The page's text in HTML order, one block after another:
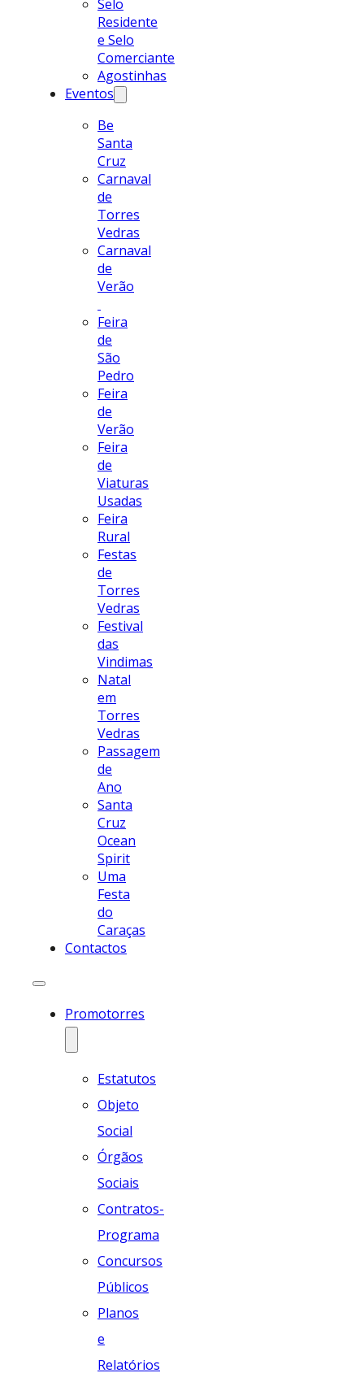
Selo
Residente
e Selo
Comerciante
Agostinhas
Eventos
Be
Santa
Cruz
Carnaval
de
Torres
Vedras
Carnaval
de
Verão
Feira
de
São
Pedro
Feira
de
Verão
Feira
de
Viaturas
Usadas
Feira
Rural
Festas
de
Torres
Vedras
Festival
das
Vindimas
Natal
em
Torres
Vedras
Passagem
de
Ano
Santa
Cruz
Ocean
Spirit
Uma
Festa
do
Caraças
Contactos
Promotorres
Estatutos
Objeto
Social
Órgãos
Sociais
Contratos-
Programa
Concursos
Públicos
Planos
e
Relatórios